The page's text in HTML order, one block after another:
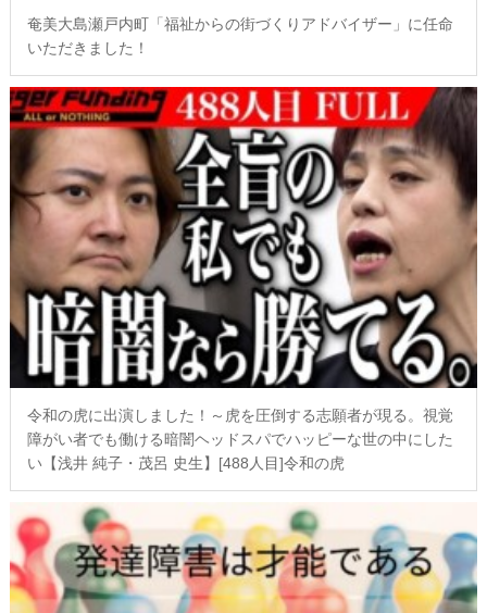
奄美大島瀬戸内町「福祉からの街づくりアドバイザー」に任命
いただきました！
令和の虎に出演しました！～虎を圧倒する志願者が現る。視覚
障がい者でも働ける暗闇ヘッドスパでハッピーな世の中にした
い【浅井 純子・茂呂 史生】[488人目]令和の虎